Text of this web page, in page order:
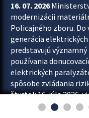
16. 07. 2026
modernizácii
Policajného zboru.
generácia
predstavujú
používania
elektrických
spôsobe zvládania
štvrtok 16. júla 2026
Rastislav Polakovič a